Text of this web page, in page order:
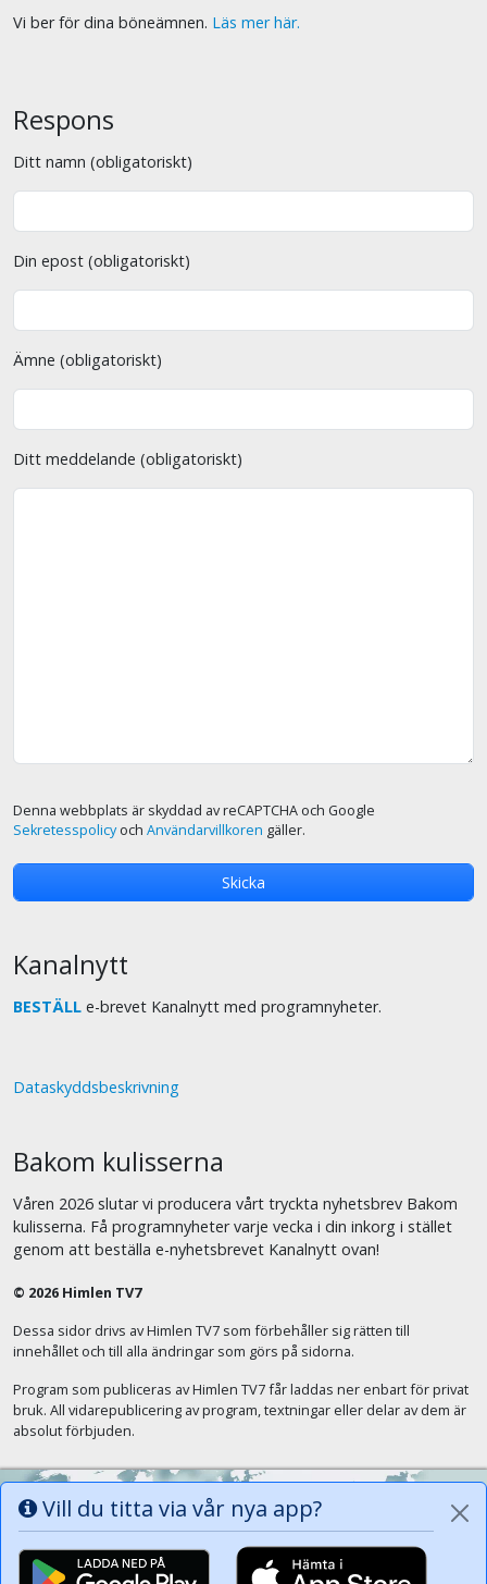
Vi ber för dina böneämnen. Läs mer här.
Respons
Ditt namn (obligatoriskt)
Din epost (obligatoriskt)
Ämne (obligatoriskt)
Ditt meddelande (obligatoriskt)
Denna webbplats är skyddad av reCAPTCHA och Google
Sekretesspolicyoch Användarvillkoren gäller.
Kanalnytt
BESTÄLL e-brevet Kanalnytt med programnyheter.
Dataskyddsbeskrivning
Bakom kulisserna
Våren 2026 slutar vi producera vårt tryckta nyhetsbrev Bakom
kulisserna. Få programnyheter varje vecka i din inkorg i stället
genom att beställa e-nyhetsbrevet Kanalnytt ovan!
Vill du titta via vår nya app?
© 2026 Himlen TV7
Dessa sidor drivs av Himlen TV7 som förbehåller sig rätten till
innehållet och till alla ändringar som görs på sidorna.
Program som publiceras av Himlen TV7 får laddas ner enbart för privat
bruk. All vidarepublicering av program, textningar eller delar av dem är
absolut förbjuden.
Alla tungor ska bekänna att Jesus Kristus
är Herren, Gud Fadern till ära. (Fil 2:11)